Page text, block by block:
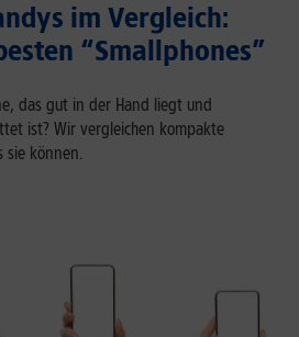
im Vergleich:
“Smallphones”
das gut in der Hand liegt und
ist? Wir vergleichen kompakte
sie können.